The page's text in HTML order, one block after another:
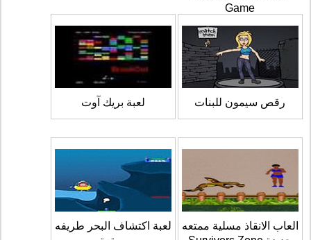
Game
رقص سيمون للبنات لعبة بريك آوت
العاب الانقاذ مسلية ممتعه
لعبة اكتشاف البحر طريفه